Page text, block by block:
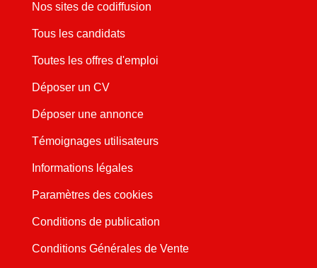
Nos sites de codiffusion
Tous les candidats
Toutes les offres d'emploi
Déposer un CV
Déposer une annonce
Témoignages utilisateurs
Informations légales
Paramètres des cookies
Conditions de publication
Conditions Générales de Vente